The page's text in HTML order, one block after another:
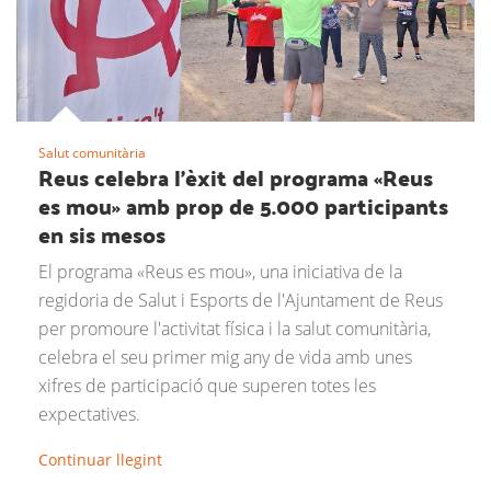
Salut comunitària
Reus celebra l'èxit del programa «Reus
es mou» amb prop de 5.000 participants
en sis mesos
El programa «Reus es mou», una iniciativa de la
regidoria de Salut i Esports de l'Ajuntament de Reus
per promoure l'activitat física i la salut comunitària,
celebra el seu primer mig any de vida amb unes
xifres de participació que superen totes les
expectatives.
Continuar llegint